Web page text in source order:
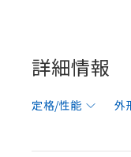
詳細情報
定格/性能 外